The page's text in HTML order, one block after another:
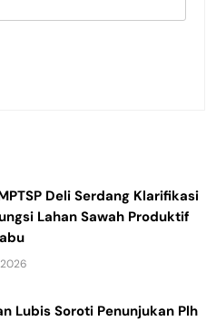
Deli Serdang Klarifikasi
Lahan Sawah Produktif
Lubis Soroti Penunjukan Plh